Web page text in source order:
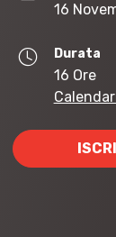
16
Durata
16 Ore